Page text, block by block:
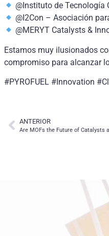
@Instituto de Tecnología
@I2Con – Asociación
@MERYT Catalysts &
Estamos muy ilusionados
compromiso para alcanzar
#PYROFUEL #Innovation
ANTERIOR
Are MOFs the Future of Catalysts